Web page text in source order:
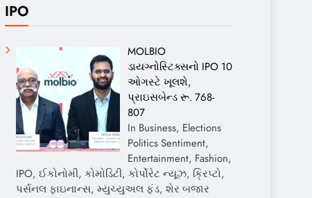
IPO
MOLBIO
ડાયગ્નોસ્ટિક્સનો IPO 10
ઓગસ્ટે ખૂલશે,
પ્રાઇસબેન્ડ રૂ. 768-
807
In Business, Elections
Politics Sentiment,
Entertainment, Fashion,
IPO, ઈકોનોમી, કોમોડિટી, કોર્પોરેટ ન્યૂઝ, ક્રિપ્ટો,
પર્સનલ ફાઇનાન્સ, મ્યુચ્યુઅલ ફંડ, શેર બજાર